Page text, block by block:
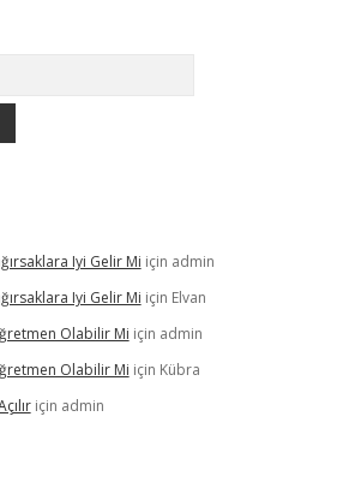
Iyi Gelir Mi için admin
Iyi Gelir Mi için Elvan
Olabilir Mi için admin
Olabilir Mi için Kübra
için admin